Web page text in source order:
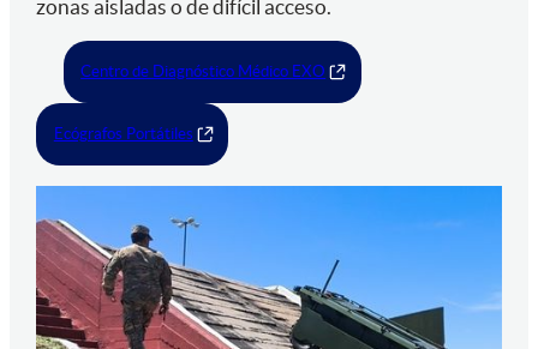
zonas aisladas o de difícil acceso.
Centro de Diagnóstico Médico EXO
Ecógrafos Portátiles